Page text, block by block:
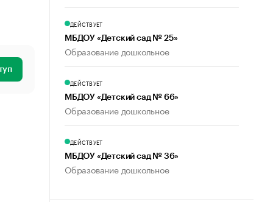
ДЕЙСТВУЕТ
МБДОУ «Детский сад № 25»
Образование дошкольное
ДЕЙСТВУЕТ
МБДОУ «Детский сад № 66»
Образование дошкольное
ДЕЙСТВУЕТ
МБДОУ «Детский сад № 36»
Образование дошкольное